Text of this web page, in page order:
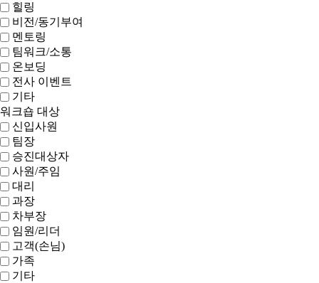
힐링
비전/동기부여
멘토링
팀워크/소통
온보딩
전사 이벤트
기타
워크숍 대상
신입사원
팀장
승진대상자
사원/주임
대리
과장
차부장
임원/리더
고객(손님)
가족
기타